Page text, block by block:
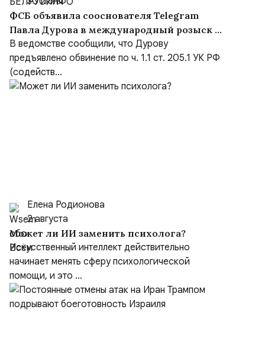
ФСБ объявила сооснователя Telegram
Павла Дурова в международный розыск по
делу о содействии терроризму
В ведомстве сообщили, что Дурову
предъявлено обвинение по ч. 1.1 ст. 205.1 УК РФ
(содейств...
Елена Родионова
2 августа
Может ли ИИ заменить психолога?
Искусственный интеллект действительно
начинает менять сферу психологической
помощи, и это ...